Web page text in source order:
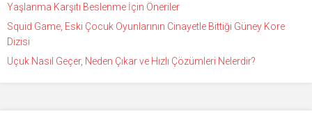
Yaşlanma Karşıtı Beslenme İçin Öneriler
Squid Game, Eski Çocuk Oyunlarının Cinayetle Bittiği Güney Kore
Dizisi
Uçuk Nasıl Geçer, Neden Çıkar ve Hızlı Çözümleri Nelerdir?